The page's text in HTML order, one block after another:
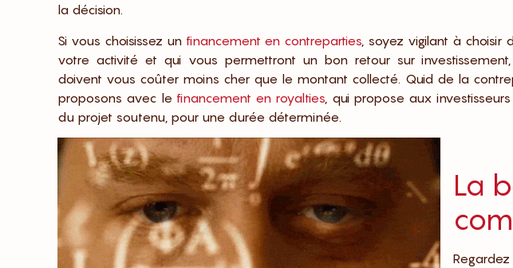
la décision.
Si vous choisissez un financement en contreparties , soyez vigilant à
votre activité et qui vous permettront un bon retour sur
doivent vous coûter moins cher que le montant collecté. Quid de la
proposons avec le financement en royalties , qui propose aux
du projet soutenu, pour une durée déterminée.
La